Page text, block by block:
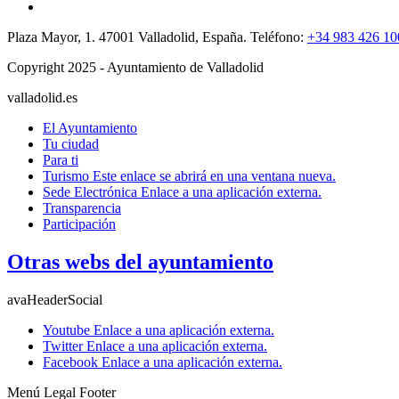
Plaza Mayor, 1. 47001 Valladolid, España. Teléfono: +34 983 426
Copyright 2025 - Ayuntamiento de Valladolid
valladolid.es
El Ayuntamiento
Tu ciudad
Para ti
Turismo Este enlace se abrirá en una ventana nueva.
Sede Electrónica Enlace a una aplicación externa.
Transparencia
Participación
Otras webs del ayuntamiento
avaHeaderSocial
Youtube Enlace a una aplicación externa.
TwitterEnlace a una aplicación externa.
Facebook Enlace a una aplicación externa.
Menú Legal Footer